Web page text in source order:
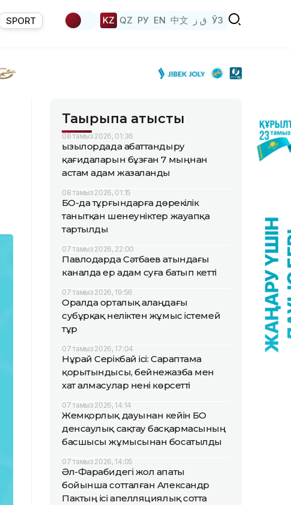
SPORT KZ QZ РУ EN 中文 ق ز ЎЗ
Тақырыпқа қатысты
08 тамыз 2026, 01:36
Қызылордада абаттандыру
қағидаларын бұзған 7 мыңнан
астам адам жазаланды
08 тамыз 2026, 01:15
БҚО-да тұрғындарға дөрекілік
танытқан шенеуніктер жауапқа
тартылды
07 тамыз 2026, 22:00
Павлодарда Сәтбаев атындағы
каналда ер адам суға батып кетті
07 тамыз 2026, 19:56
Оралда орталық алаңдағы
субұрқақ неліктен жұмыс істемей
тұр
07 тамыз 2026, 17:04
Нұрай Серікбай ісі: Сараптама
қорытындысы, бейнежазба мен
хат алмасулар нені көрсетті
07 тамыз 2026, 14:14
Жемқорлық дауынан кейін БҚО
денсаулық сақтау басқармасының
басшысы жұмысынан босатылды
07 тамыз 2026, 14:05
Әл-Фарабидегі жол апаты
бойынша сотталған Александр
Пактың ісі апелляциялық сотта